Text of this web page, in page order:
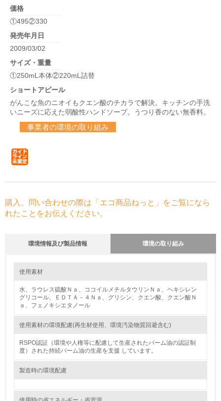
価格
①495②330
発売年月日
2009/03/02
サイズ・重量
①250mL本体②220mL詰替
ショートアピール
がんこな魚のニオイもクエン酸のチカラで解決。キッチンの手洗
いニーズに応えた弱酸性ハンドソープ。うつり香のない無香料。
事業者の環境の取り組み
購入、問い合わせの際は「エコ商品ねっと」をご覧になら
れたことをお伝えください。
環境情報及び製品情報 環境の取り組み
1.環境取り組み体制
環境方針を持っている
使用素材
水、ラウレス硫酸Ｎａ、ココイルメチルタウリンＮａ、ヘキシレン
グリコール、ＥＤＴＡ－４Ｎａ、グリシン、クエン酸、クエン酸Ｎ
ａ、フェノキシエタノール
使用素材の環境配慮(再生材使用、環境汚染物質回避含む)
RSPO認証（環境や人権等に配慮して生産されたパーム油の認証制
度）された持続パーム油の生産を支援 しています。
製造時の環境配慮